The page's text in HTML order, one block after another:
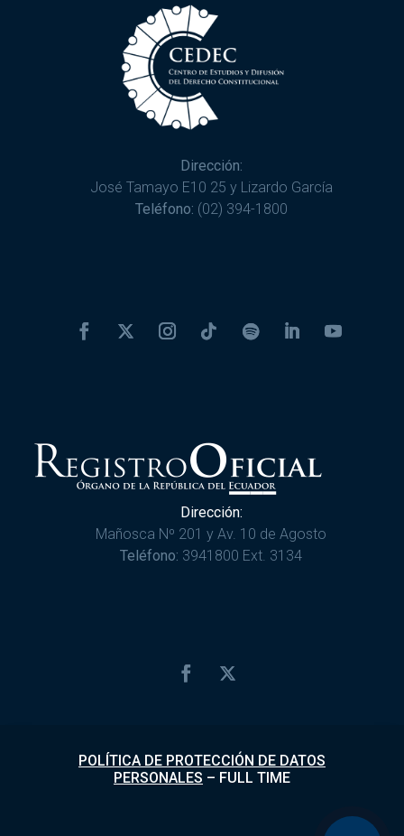
Dirección:
José Tamayo E10 25 y Lizardo García
Teléfono: (02) 394-1800
Dirección:
Mañosca Nº 201 y Av. 10 de Agosto
Teléfono: 3941800 Ext. 3134
POLÍTICA DE PROTECCIÓN DE DATOS
PERSONALES – FULL TIME